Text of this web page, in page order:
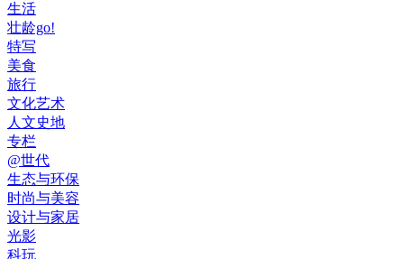
生活
壮龄go!
特写
美食
旅行
文化艺术
人文史地
专栏
@世代
生态与环保
时尚与美容
设计与家居
光影
科玩